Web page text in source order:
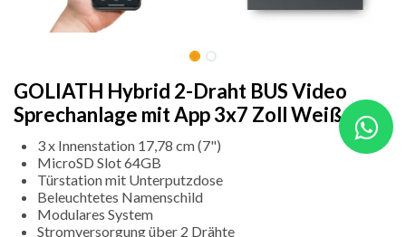
GOLIATH Hybrid 2-Draht BUS Video
Sprechanlage mit App 3x7 Zoll Weiß
3 x Innenstation 17,78 cm (7")
MicroSD Slot 64GB
Türstation mit Unterputzdose
Beleuchtetes Namenschild
Modulares System
Stromversorgung über 2 Drähte